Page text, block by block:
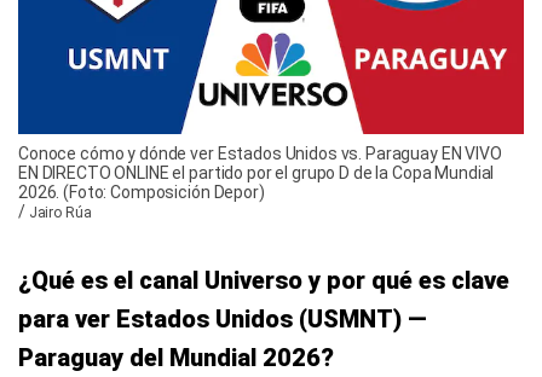
Conoce cómo y dónde ver Estados Unidos vs. Paraguay EN VIVO
EN DIRECTO ONLINE el partido por el grupo D de la Copa Mundial
2026. (Foto: Composición Depor)
/ Jairo Rúa
¿Qué es el canal Universo y por qué es clave
para ver Estados Unidos (USMNT) —
Paraguay del Mundial 2026?